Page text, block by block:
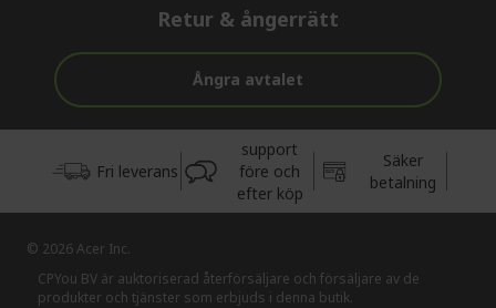
Retur & ångerrätt
Ångra avtalet
Fri leverans
support
före och
efter köp
Säker
betalning
© 2026 Acer Inc.
CPYou BV är auktoriserad återförsäljare och försäljare av de
produkter och tjänster som erbjuds i denna butik.